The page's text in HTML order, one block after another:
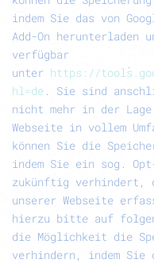
indem Sie das von
Add-On
verfügbar
unter https://
hl=de . Sie sind
nicht mehr in der
Webseite in vollem
können Sie die
indem Sie ein sog.
zukünftig verhindert,
unserer Webseite
hierzu bitte auf
die Möglichkeit die
verhindern, indem Sie